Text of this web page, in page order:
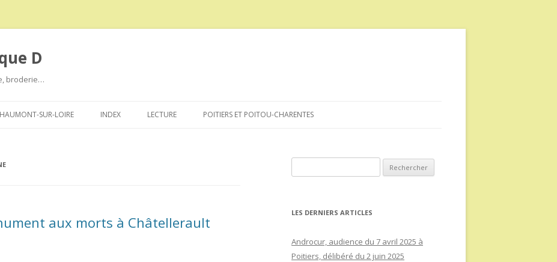
D
broderie…
au
SUR-LOIRE INDEX LECTURE POITIERS ET POITOU-CHARENTES
aux morts à Châtellerault
LES DERNIERS ARTICLES
Androcur, audience du 7 avril 2025 à
Poitiers, délibéré du 2 juin 2025